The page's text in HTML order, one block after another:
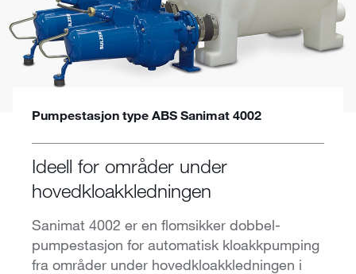
Pumpestasjon type ABS Sanimat 4002
Ideell for områder under
hovedkloakkledningen
Sanimat 4002 er en flomsikker dobbel-
pumpestasjon for automatisk kloakkpumping
fra områder under hovedkloakkledningen i